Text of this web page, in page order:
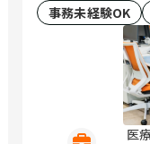
事務未経験OK
医